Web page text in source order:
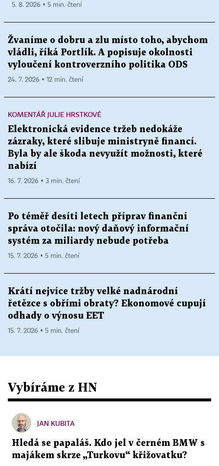
5. 8. 2026 ▪ 5 min. čtení
Žvaníme o dobru a zlu místo toho, abychom
vládli, říká Portlík. A popisuje okolnosti
vyloučení kontroverzního politika ODS
24. 7. 2026 ▪ 12 min. čtení
KOMENTÁŘ JULIE HRSTKOVÉ
Elektronická evidence tržeb nedokáže
zázraky, které slibuje ministryně financí.
Byla by ale škoda nevyužít možnosti, které
nabízí
16. 7. 2026 ▪ 3 min. čtení
Po téměř desíti letech příprav finanční
správa otočila: nový daňový informační
systém za miliardy nebude potřeba
15. 7. 2026 ▪ 5 min. čtení
Krátí nejvíce tržby velké nadnárodní
řetězce s obřími obraty? Ekonomové cupují
odhady o výnosu EET
15. 7. 2026 ▪ 5 min. čtení
Vybíráme z HN
JAN KUBITA
Hledá se papaláš. Kdo jel v černém BMW s
majákem skrze „Turkovu“ křižovatku?